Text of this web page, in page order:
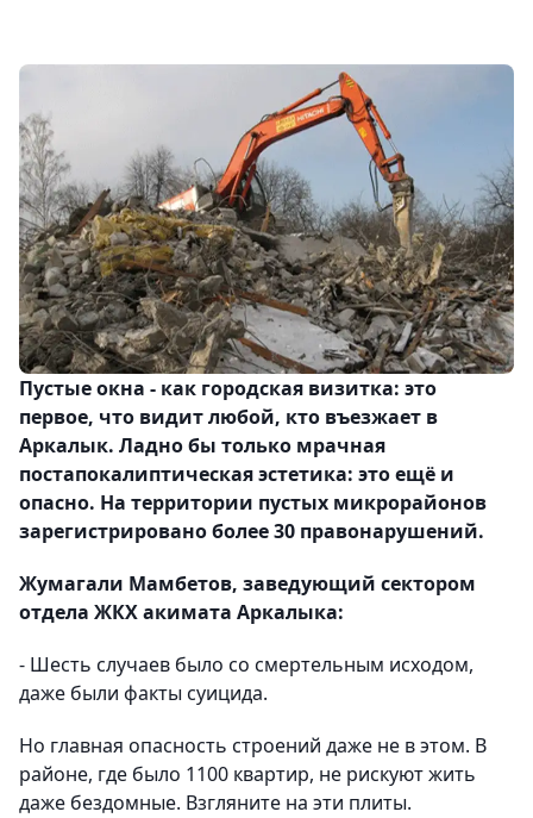
Пустые окна - как городская визитка: это
первое, что видит любой, кто въезжает в
Аркалык. Ладно бы только мрачная
постапокалиптическая эстетика: это ещё и
опасно. На территории пустых микрорайонов
зарегистрировано более 30 правонарушений.
Жумагали Мамбетов, заведующий сектором
отдела ЖКХ акимата Аркалыка:
- Шесть случаев было со смертельным исходом,
даже были факты суицида.
Но главная опасность строений даже не в этом. В
районе, где было 1100 квартир, не рискуют жить
даже бездомные. Взгляните на эти плиты.